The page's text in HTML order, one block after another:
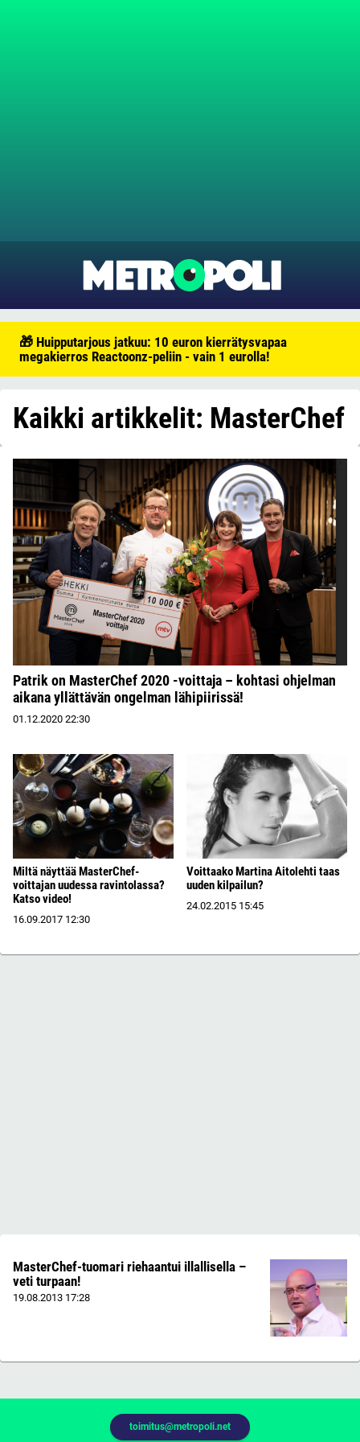
🎁 Huipputarjous jatkuu: 10 euron kierrätysvapaa
megakierros Reactoonz-peliin - vain 1 eurolla!
Kaikki artikkelit: MasterChef
Patrik on MasterChef 2020 -voittaja – kohtasi ohjelman
aikana yllättävän ongelman lähipiirissä!
01.12.2020 22:30
Miltä näyttää MasterChef-
voittajan uudessa ravintolassa?
Katso video!
16.09.2017 12:30
Voittaako Martina Aitolehti taas
uuden kilpailun?
24.02.2015 15:45
MasterChef-tuomari riehaantui illallisella –
veti turpaan!
19.08.2013 17:28
toimitus@metropoli.net